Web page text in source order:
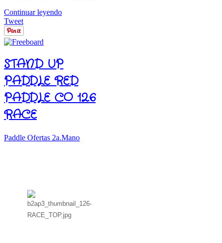
Continuar leyendo
Tweet
STAND UP
PADDLE RED
PADDLE CO 12.6
RACE
Paddle Ofertas 2a.Mano